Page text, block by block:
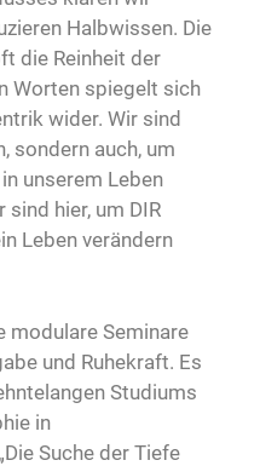
Halbwissen. Die
die Reinheit der
Worten spiegelt sich
wider. Wir sind
sondern auch, um
unserem Leben
hier, um DIR
Leben verändern
modulare Seminare
und Ruhekraft. Es
Studiums
in
Suche der Tiefe